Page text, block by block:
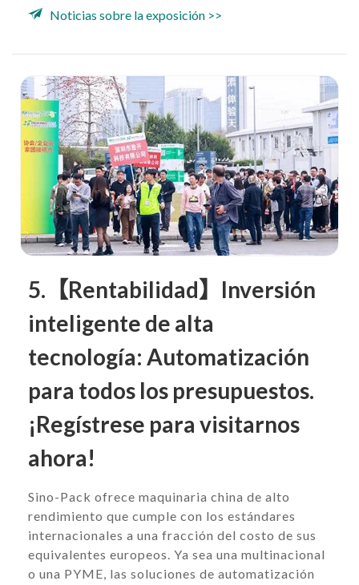
Noticias sobre la exposición >>
5.【Rentabilidad】Inversión
inteligente de alta
tecnología: Automatización
para todos los presupuestos.
¡Regístrese para visitarnos
ahora!
Sino-Pack ofrece maquinaria china de alto
rendimiento que cumple con los estándares
internacionales a una fracción del costo de sus
equivalentes europeos. Ya sea una multinacional
o una PYME, las soluciones de automatización